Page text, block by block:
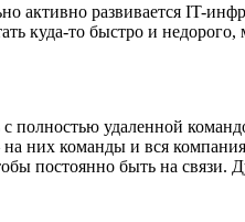
активно развивается IT-
куда-то быстро и
полностью удаленной
них команды и вся
постоянно быть на связи.